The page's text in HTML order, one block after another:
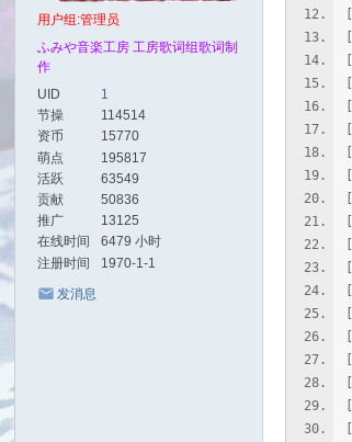
用户组:管理员
ふみや音楽工房 工房歌词组歌词制
作
UID
1
节操
114514
资币
15770
萌点
195817
活跃
63549
贡献
50836
推广
13125
在线时间
6479 小时
注册时间
1970-1-1
发消息